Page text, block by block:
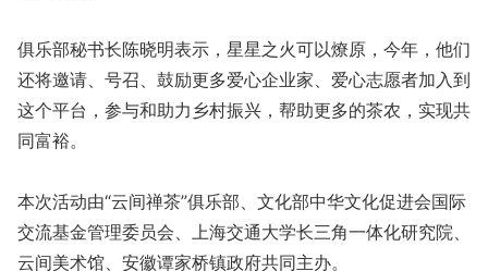
俱乐部秘书长陈晓明表示，星星之火可以燎原，今年，他们
还将邀请、号召、鼓励更多爱心企业家、爱心志愿者加入到
这个平台，参与和助力乡村振兴，帮助更多的茶农，实现共
同富裕。
本次活动由“云间禅茶”俱乐部、文化部中华文化促进会国际
交流基金管理委员会、上海交通大学长三角一体化研究院、
云间美术馆、安徽谭家桥镇政府共同主办。